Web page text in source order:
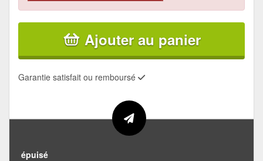
Ajouter au panier
Garantie satisfait ou remboursé
épuisé